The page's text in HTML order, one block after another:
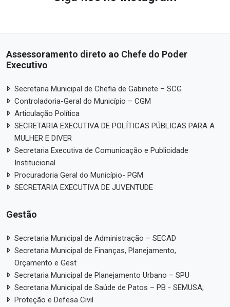
Assessoramento direto ao Chefe do Poder
Executivo
Secretaria Municipal de Chefia de Gabinete – SCG
Controladoria-Geral do Município – CGM
Articulação Política
SECRETARIA EXECUTIVA DE POLÍTICAS PÚBLICAS PARA A
MULHER E DIVER
Secretaria Executiva de Comunicação e Publicidade
Institucional
Procuradoria Geral do Município- PGM
SECRETARIA EXECUTIVA DE JUVENTUDE
Gestão
Secretaria Municipal de Administração – SECAD
Secretaria Municipal de Finanças, Planejamento,
Orçamento e Gest
Secretaria Municipal de Planejamento Urbano – SPU
Secretaria Municipal de Saúde de Patos – PB - SEMUSA;
Proteção e Defesa Civil